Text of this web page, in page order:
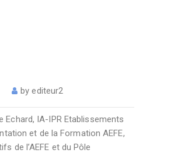
byediteur2
Echard, IA-IPR Etablissements
et de la Formation AEFE,
de l’AEFE et du Pôle